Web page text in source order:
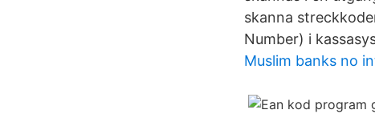
skanna
Number) i
Muslim banks no